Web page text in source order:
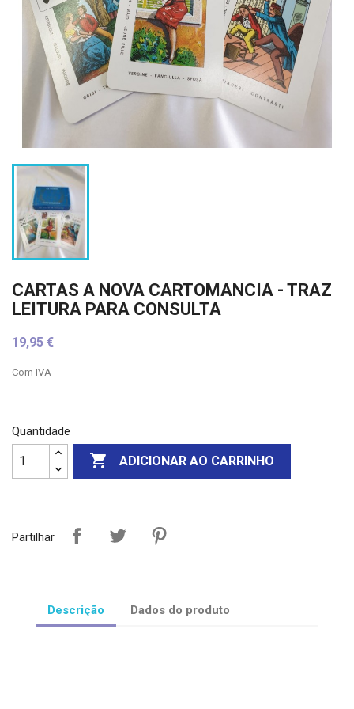
CARTAS A NOVA CARTOMANCIA - TRAZ
LEITURA PARA CONSULTA
19,95 €
Com IVA
Quantidade
 ADICIONAR AO CARRINHO
Partilhar
Descrição Dados do produto